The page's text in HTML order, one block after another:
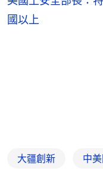
國以上
大疆創新 中